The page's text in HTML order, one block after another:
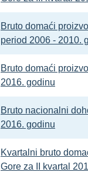
Bruto domaći
period 2006 - 2010.
Bruto domaći
2016. godinu
Bruto nacionalni
2016. godinu
Kvartalni bruto
Gore za II kvartal